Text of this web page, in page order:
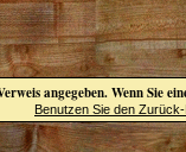
angegeben. Wenn Sie
Benutzen Sie den